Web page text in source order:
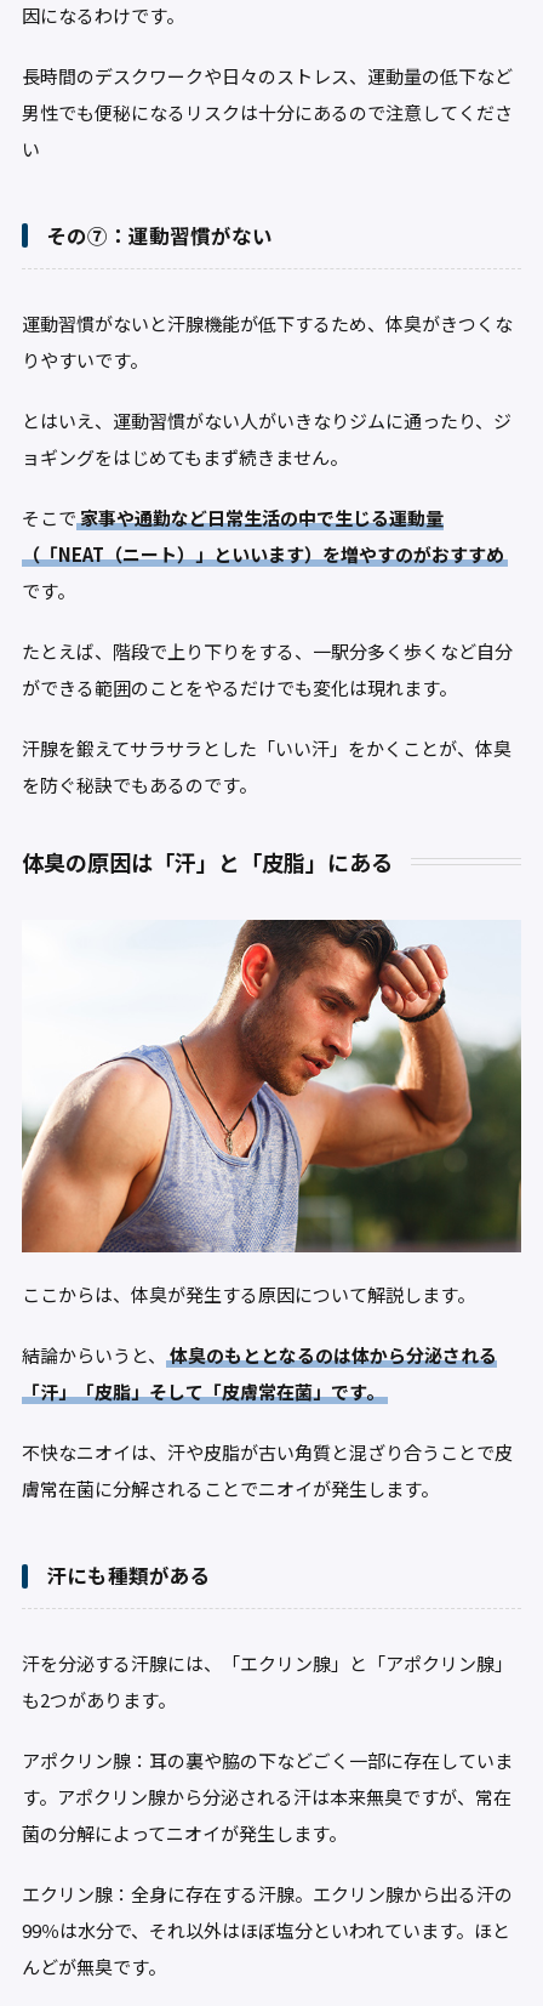
因になるわけです。
長時間のデスクワークや日々のストレス、運動量の低下など
男性でも便秘になるリスクは十分にあるので注意してくださ
い
その⑦：運動習慣がない
運動習慣がないと汗腺機能が低下するため、体臭がきつくな
りやすいです。
とはいえ、運動習慣がない人がいきなりジムに通ったり、ジ
ョギングをはじめてもまず続きません。
そこで家事や通勤など日常生活の中で生じる運動量
（「NEAT（ニート）」といいます）を増やすのがおすすめ
です。
たとえば、階段で上り下りをする、一駅分多く歩くなど自分
ができる範囲のことをやるだけでも変化は現れます。
汗腺を鍛えてサラサラとした「いい汗」をかくことが、体臭
を防ぐ秘訣でもあるのです。
体臭の原因は「汗」と「皮脂」にある
ここからは、体臭が発生する原因について解説します。
結論からいうと、
体臭のもととなるのは体から分泌される
「汗」「皮脂」そして「皮膚常在菌」です。
不快なニオイは、汗や皮脂が古い角質と混ざり合うことで皮
膚常在菌に分解されることでニオイが発生します。
汗にも種類がある
汗を分泌する汗腺には、「エクリン腺」と「アポクリン腺」
も2つがあります。
アポクリン腺：耳の裏や脇の下などごく一部に存在していま
す。アポクリン腺から分泌される汗は本来無臭ですが、常在
菌の分解によってニオイが発生します。
エクリン腺：全身に存在する汗腺。エクリン腺から出る汗の
99％は水分で、それ以外はほぼ塩分といわれています。ほと
んどが無臭です。